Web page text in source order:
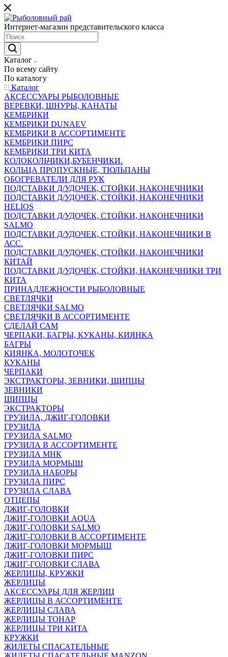
Интернет-магазин представительского класса
Каталог
По всему сайту
По каталогу
Каталог
АКСЕССУАРЫ РЫБОЛОВНЫЕ
ВЕРЕВКИ, ШНУРЫ, КАНАТЫ
КЕМБРИКИ
КЕМБРИКИ DUNAEV
КЕМБРИКИ В АССОРТИМЕНТЕ
КЕМБРИКИ ПИРС
КЕМБРИКИ ТРИ КИТА
КОЛОКОЛЬЧИКИ,БУБЕНЧИКИ.
КОЛЬЦА ПРОПУСКНЫЕ, ТЮЛЬПАНЫ
ОБОГРЕВАТЕЛИ ДЛЯ РУК
ПОДСТАВКИ Д/УДОЧЕК, СТОЙКИ, НАКОНЕЧНИКИ
ПОДСТАВКИ Д/УДОЧЕК, СТОЙКИ, НАКОНЕЧНИКИ
HELIOS
ПОДСТАВКИ Д/УДОЧЕК, СТОЙКИ, НАКОНЕЧНИКИ
SALMO
ПОДСТАВКИ Д/УДОЧЕК, СТОЙКИ, НАКОНЕЧНИКИ В
АСС.
ПОДСТАВКИ Д/УДОЧЕК, СТОЙКИ, НАКОНЕЧНИКИ
КИТАЙ
ПОДСТАВКИ Д/УДОЧЕК, СТОЙКИ, НАКОНЕЧНИКИ ТРИ
КИТА
ПРИНАДЛЕЖНОСТИ РЫБОЛОВНЫЕ
СВЕТЛЯЧКИ
СВЕТЛЯЧКИ SALMO
СВЕТЛЯЧКИ В АССОРТИМЕНТЕ
СДЕЛАЙ САМ
ЧЕРПАКИ, БАГРЫ, КУКАНЫ, КИЯНКА
БАГРЫ
КИЯНКА, МОЛОТОЧЕК
КУКАНЫ
ЧЕРПАКИ
ЭКСТРАКТОРЫ, ЗЕВНИКИ, ЩИПЦЫ
ЗЕВНИКИ
ЩИПЦЫ
ЭКСТРАКТОРЫ
ГРУЗИЛА, ДЖИГ-ГОЛОВКИ
ГРУЗИЛА
ГРУЗИЛА SALMO
ГРУЗИЛА В АССОРТИМЕНТЕ
ГРУЗИЛА МНК
ГРУЗИЛА МОРМЫШ
ГРУЗИЛА НАБОРЫ
ГРУЗИЛА ПИРС
ГРУЗИЛА СЛАВА
ОТЦЕПЫ
ДЖИГ-ГОЛОВКИ
ДЖИГ-ГОЛОВКИ AQUA
ДЖИГ-ГОЛОВКИ SALMO
ДЖИГ-ГОЛОВКИ В АССОРТИМЕНТЕ
ДЖИГ-ГОЛОВКИ МОРМЫШ
ДЖИГ-ГОЛОВКИ ПИРС
ДЖИГ-ГОЛОВКИ СЛАВА
ЖЕРЛИЦЫ, КРУЖКИ
ЖЕРЛИЦЫ
АКСЕССУАРЫ ДЛЯ ЖЕРЛИЦ
ЖЕРЛИЦЫ В АССОРТИМЕНТЕ
ЖЕРЛИЦЫ СЛАВА
ЖЕРЛИЦЫ ТОНАР
ЖЕРЛИЦЫ ТРИ КИТА
КРУЖКИ
ЖИЛЕТЫ СПАСАТЕЛЬНЫЕ